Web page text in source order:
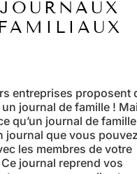
JOURNAUX
entreprises proposent
journal de famille !
qu’un journal de
journal que vous
les membres de votre
journal reprend vos